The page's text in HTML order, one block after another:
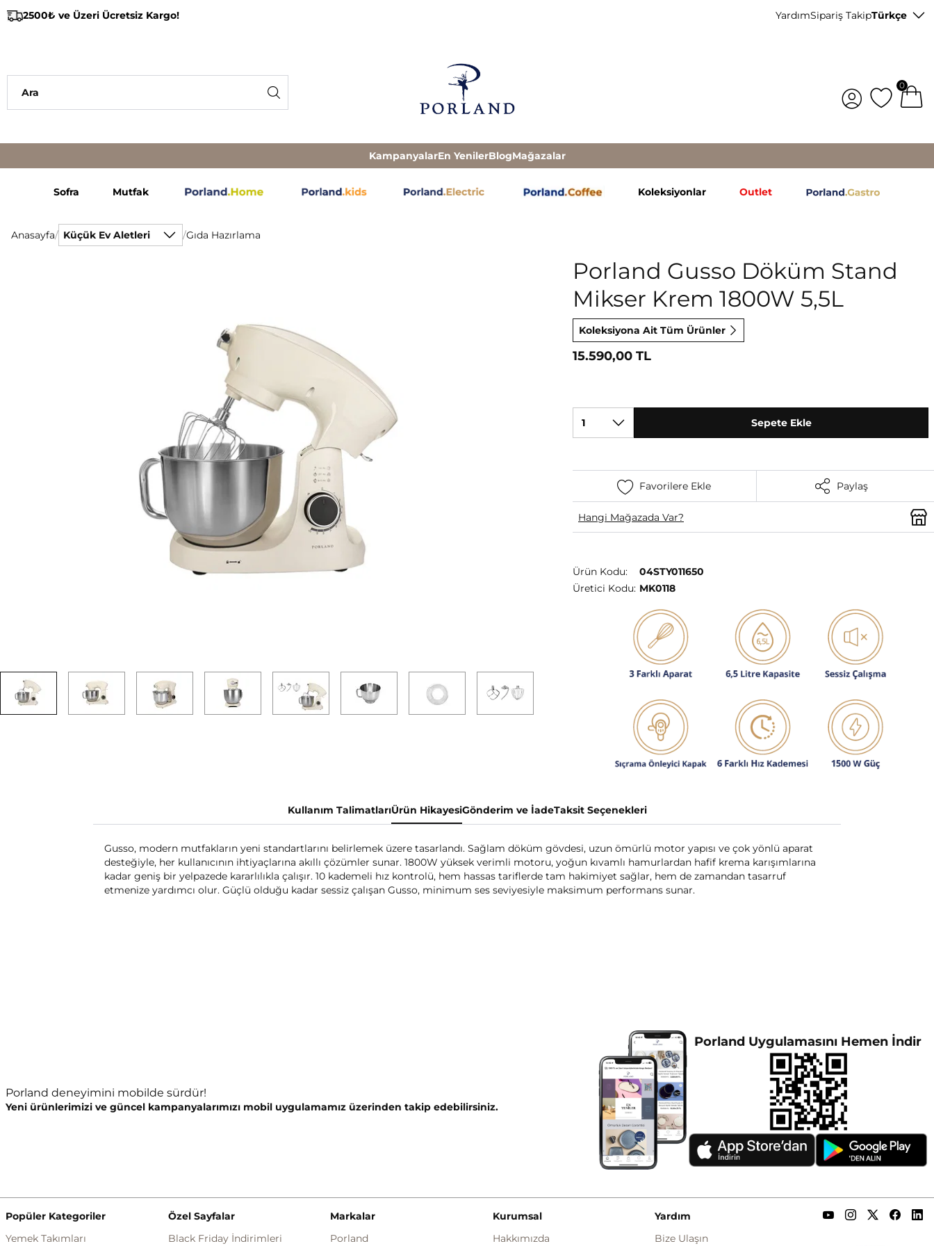
2500₺ ve Üzeri Ücretsiz Kargo! YardımSipariş TakipTürkçe
0
KampanyalarEn YenilerBlogMağazalar
Sofra Mutfak Koleksiyonlar Outlet
Anasayfa/ Küçük Ev Aletleri /Gıda Hazırlama
Porland Gusso Döküm Stand
Mikser Krem 1800W 5,5L
Koleksiyona Ait Tüm Ürünler
15.590,00 TL
1 Sepete Ekle
Favorilere Ekle Paylaş
Hangi Mağazada Var?
Ürün Kodu:
04STY011650
Üretici Kodu: MK0118
Kullanım TalimatlarıÜrün HikayesiGönderim ve İadeTaksit Seçenekleri
Gusso, modern mutfakların yeni standartlarını belirlemek üzere tasarlandı. Sağlam döküm gövdesi, uzun ömürlü motor yapısı ve çok yönlü aparat
desteğiyle, her kullanıcının ihtiyaçlarına akıllı çözümler sunar. 1800W yüksek verimli motoru, yoğun kıvamlı hamurlardan hafif krema karışımlarına
kadar geniş bir yelpazede kararlılıkla çalışır. 10 kademeli hız kontrolü, hem hassas tariflerde tam hakimiyet sağlar, hem de zamandan tasarruf
etmenize yardımcı olur. Güçlü olduğu kadar sessiz çalışan Gusso, minimum ses seviyesiyle maksimum performans sunar.
Porland deneyimini mobilde sürdür!
Yeni ürünlerimizi ve güncel kampanyalarımızı mobil uygulamamız üzerinden takip edebilirsiniz.
Porland Uygulamasını Hemen İndir
Popüler Kategoriler
Yemek Takımları
Markalar
Porland
Kurumsal
Hakkımızda
Yardım
Bize Ulaşın
Özel Sayfalar
Black Friday İndirimleri